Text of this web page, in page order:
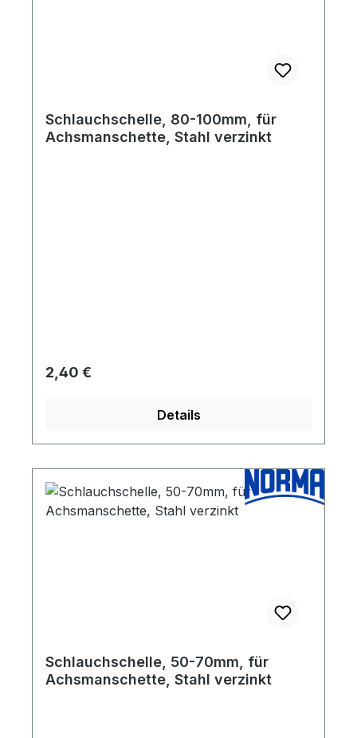
Schlauchschelle, 80-100mm, für
Achsmanschette, Stahl verzinkt
Regulärer Preis:
2,40 €
Details
Schlauchschelle, 50-70mm, für
Achsmanschette, Stahl verzinkt